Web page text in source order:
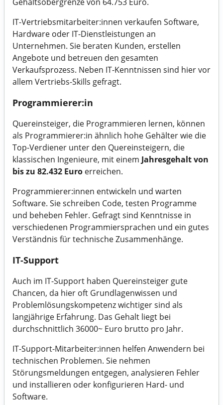
IT-Vertriebsmitarbeiter:innen verkaufen Software,
Hardware oder IT-Dienstleistungen an
Unternehmen. Sie beraten Kunden, erstellen
Angebote und betreuen den gesamten
Verkaufsprozess. Neben IT-Kenntnissen sind hier vor
allem Vertriebs-Skills gefragt.
Programmierer:in
Quereinsteiger, die Programmieren lernen, können
als Programmierer:in ähnlich hohe Gehälter wie die
Top-Verdiener unter den Quereinsteigern, die
klassischen Ingenieure, mit einem Jahresgehalt von
bis zu 82.432 Euro erreichen.
Programmierer:innen entwickeln und warten
Software. Sie schreiben Code, testen Programme
und beheben Fehler. Gefragt sind Kenntnisse in
verschiedenen Programmiersprachen und ein gutes
Verständnis für technische Zusammenhänge.
IT-Support
Auch im IT-Support haben Quereinsteiger gute
Chancen, da hier oft Grundlagenwissen und
Problemlösungskompetenz wichtiger sind als
langjährige Erfahrung. Das Gehalt liegt bei
durchschnittlich 36000~ Euro brutto pro Jahr.
IT-Support-Mitarbeiter:innen helfen Anwendern bei
technischen Problemen. Sie nehmen
Störungsmeldungen entgegen, analysieren Fehler
und installieren oder konfigurieren Hard- und
Software.